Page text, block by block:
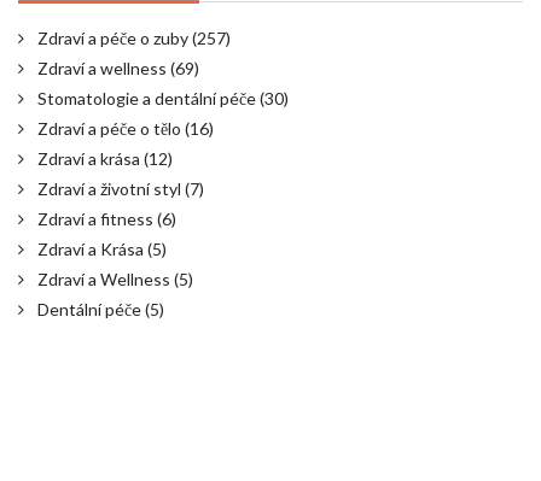
Zdraví a péče o zuby(257)
Zdraví a wellness (69)
Stomatologie a dentální péče(30)
Zdraví a péče o tělo (16)
Zdraví a krása (12)
Zdraví a životní styl (7)
Zdraví a fitness (6)
Zdraví a Krása (5)
Zdraví a Wellness (5)
Dentální péče(5)